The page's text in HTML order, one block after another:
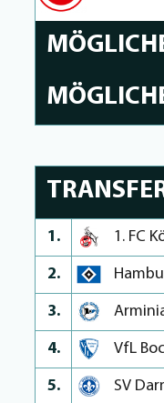
1. 1. FC
2.
3.
4. VfL
5. SV